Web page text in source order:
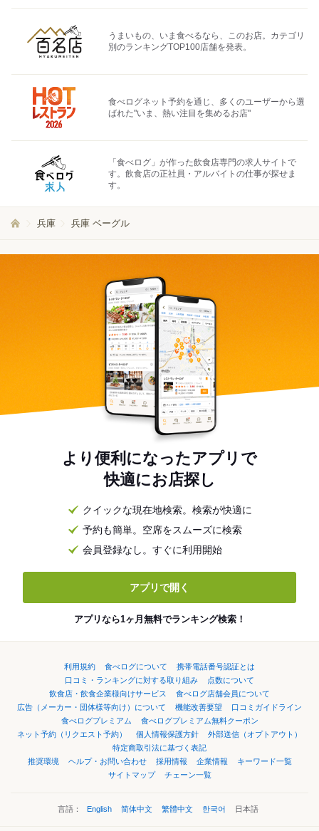
うまいもの、いま食べるなら、このお店。カテゴリ
別のランキングTOP100店舗を発表。
食べログネット予約を通じ、多くのユーザーから選
ばれた"いま、熱い注目を集めるお店"
「食べログ」が作った飲食店専門の求人サイトで
す。飲食店の正社員・アルバイトの仕事が探せま
す。
兵庫 兵庫 ベーグル
より便利になったアプリで
快適にお店探し
クイックな現在地検索。検索が快適に
予約も簡単。空席をスムーズに検索
会員登録なし。すぐに利用開始
アプリで開く
アプリなら1ヶ月無料でランキング検索！
利用規約 食べログについて
携帯電話番号認証とは
口コミ・ランキングに対する取り組み
点数について
飲食店・飲食企業様向けサービス
食べログ店舗会員について
広告（メーカー・団体様等向け）について
機能改善要望
口コミガイドライン
食べログプレミアム
食べログプレミアム無料クーポン
ネット予約（リクエスト予約）
個人情報保護方針
外部送信（オプトアウト）
特定商取引法に基づく表記
推奨環境
ヘルプ・お問い合わせ 採用情報 企業情報
キーワード一覧
サイトマップ
チェーン一覧
言語： English 简体中文 繁體中文 한국어 日本語